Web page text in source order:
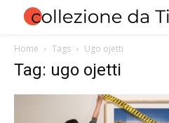
Home Tags Ugo ojetti
Tag: ugo ojetti